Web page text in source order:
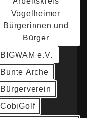
Vogelheimer
Bürgerinnen und
Bürger
BIGWAM e.V.
Bunte Arche
Bürgerverein
CobiGolf